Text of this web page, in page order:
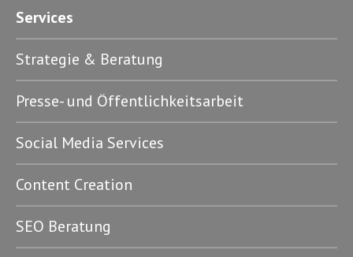
Services
Strategie & Beratung
Presse- und Öffentlichkeitsarbeit
Social Media Services
Content Creation
SEO Beratung